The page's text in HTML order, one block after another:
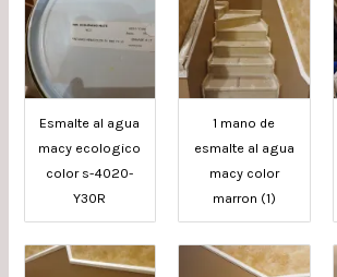
Esmalte al agua
macy ecologico
color s-4020-
Y30R
1 mano de
esmalte al agua
macy color
marron (1)